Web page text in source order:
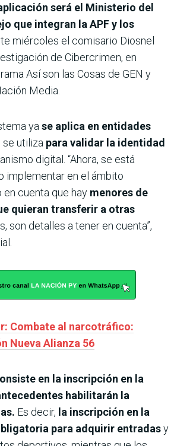
será el Ministerio del
que integran la APF y los
miércoles el comisario Diosnel
de Cibercrimen, en
Así son las Cosas de GEN y
Media.
ya se aplica en entidades
se utiliza para validar la identidad
digital. “Ahora, se está
implementar en el ámbito
cuenta que hay menores de
quieran transferir a otras
son detalles a tener en cuenta”,
Combate al narcotráfico:
Nueva Alianza 56
en la inscripción en la
habilitarán la
Es decir, la inscripción en la
para adquirir entradasy